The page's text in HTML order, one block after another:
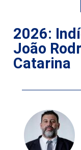
2026:
João
Catarina